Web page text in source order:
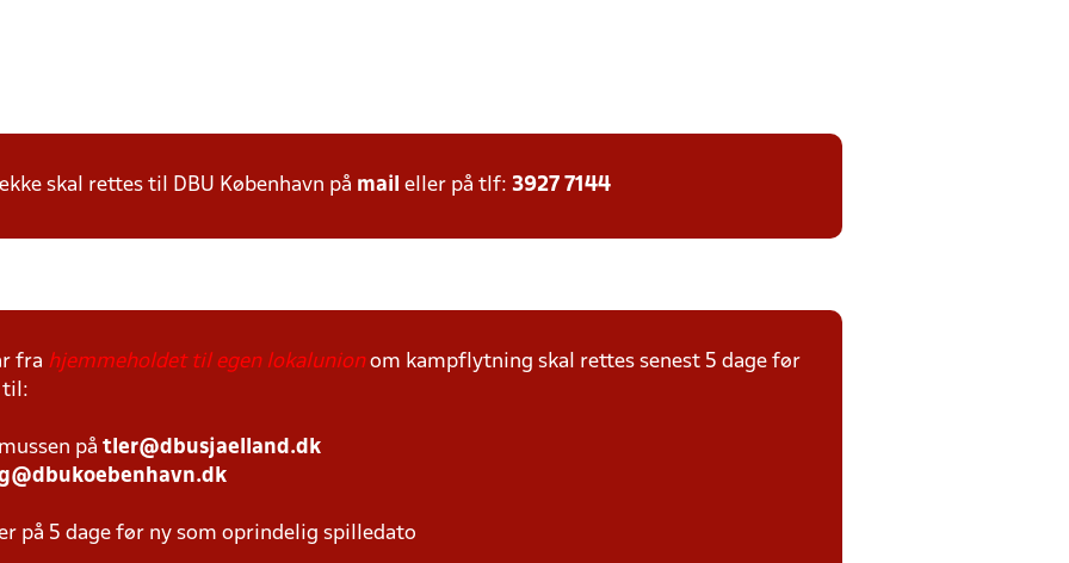
skal rettes til DBU København på mail eller på tlf: 3927 7144
fra hjemmeholdet til egen lokalunionom kampflytning skal rettes senest 5 dage før
til:
på tler@dbusjaelland.dk
på 5 dage før ny som oprindelig spilledato